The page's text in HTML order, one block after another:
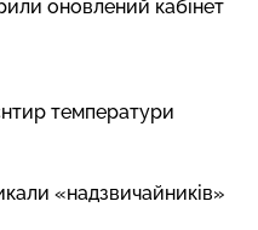
оновлений кабінет
температури
«надзвичайників»